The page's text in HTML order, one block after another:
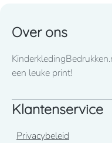
Over ons
een leuke print!
Klantenservice
Privacybeleid